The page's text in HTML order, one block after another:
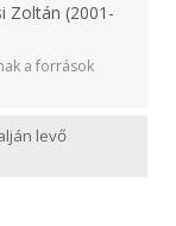
Zoltán (2001-
a források
levő